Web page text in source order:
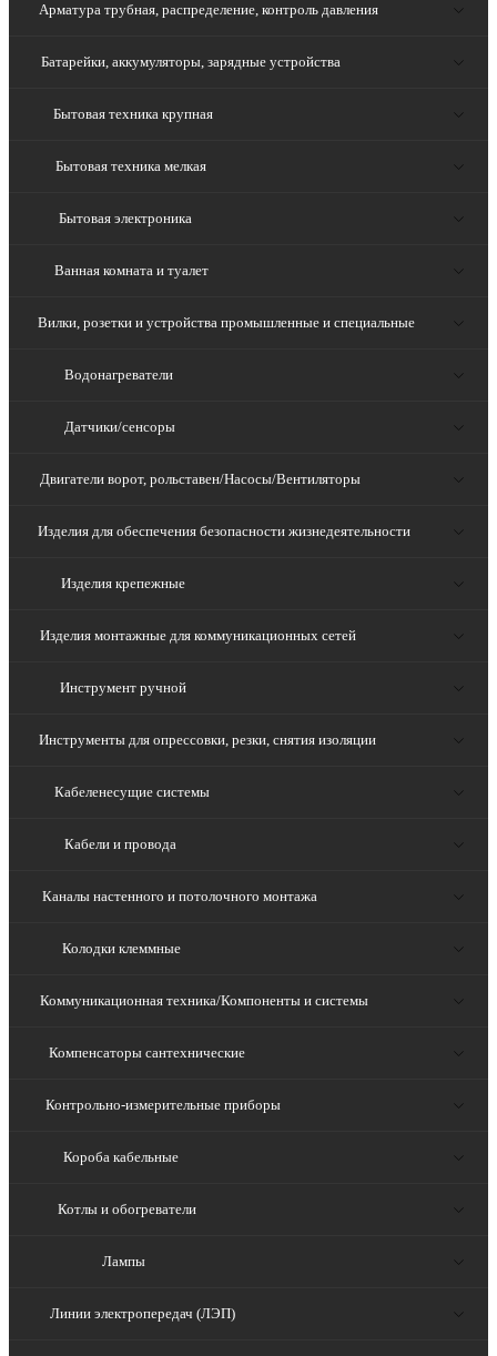
Арматура трубная, распределение, контроль давления
Батарейки, аккумуляторы, зарядные устройства
Бытовая техника крупная
Бытовая техника мелкая
Бытовая электроника
Ванная комната и туалет
Вилки, розетки и устройства промышленные и специальные
Водонагреватели
Датчики/сенсоры
Двигатели ворот, рольставен/Насосы/Вентиляторы
Изделия для обеспечения безопасности жизнедеятельности
Изделия крепежные
Изделия монтажные для коммуникационных сетей
Инструмент ручной
Инструменты для опрессовки, резки, снятия изоляции
Кабеленесущие системы
Кабели и провода
Каналы настенного и потолочного монтажа
Колодки клеммные
Коммуникационная техника/Компоненты и системы
Компенсаторы сантехнические
Контрольно-измерительные приборы
Короба кабельные
Котлы и обогреватели
Лампы
Линии электропередач (ЛЭП)